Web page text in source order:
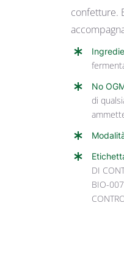
confetture.
No
di
DI
BIO-007